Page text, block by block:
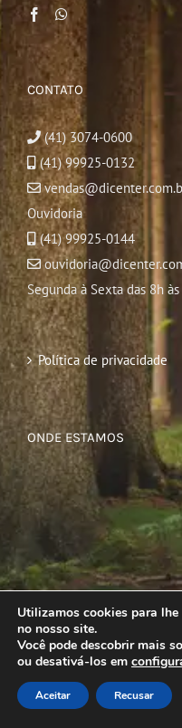
CONTATO
(41) 3074-0600
(41) 99925-0132
Ouvidoria
(41) 99925-0144
Segunda à Sexta das 8h
Política de privacidade
ONDE ESTAMOS
Utilizamos cookies para
no nosso site.
Você pode descobrir mais
ou desativá-los em
Aceitar Recusar